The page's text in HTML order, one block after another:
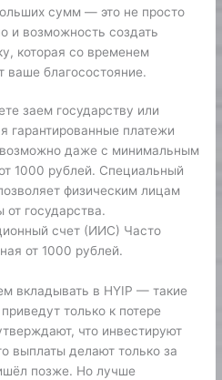
сумм — это не просто
и возможность создать
которая со временем
ваше благосостояние.
заем государству или
гарантированные платежи
даже с минимальным
1000 рублей. Специальный
физическим лицам
от государства.
счет (ИИС) Часто
от 1000 рублей.
вкладывать в HYIP — такие
только к потере
что инвестируют
выплаты делают только за
позже. Но лучше